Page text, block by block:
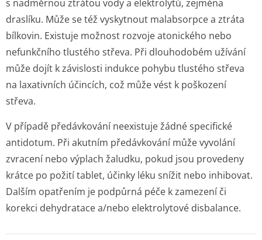
s nadměrnou ztrátou vody a elektrolytů, zejména
draslíku. Může se též vyskytnout malabsorpce a ztráta
bílkovin. Existuje možnost rozvoje atonického nebo
nefunkčního tlustého střeva. Při dlouhodobém užívání
může dojít k závislosti indukce pohybu tlustého střeva
na laxativních účincích, což může vést k poškození
střeva.
V případě předávkování neexistuje žádné specifické
antidotum. Při akutním předávkování může vyvolání
zvracení nebo výplach žaludku, pokud jsou provedeny
krátce po požití tablet, účinky léku snížit nebo inhibovat.
Dalším opatřením je podpůrná péče k zamezení či
korekci dehydratace a/nebo elektrolytové disbalance.